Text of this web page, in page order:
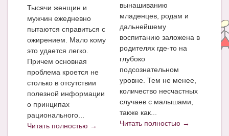
ПСИХОЛОГИЯ
ЗДОРОВЬЕ
КОНКУРСЫ
СООБЩЕСТВА
БЛОГИ
БЕРЕМЕННОСТЬ
Тысячи женщин и
мужчин ежедневно
пытаются справиться с
ожирением. Мало кому
это удается легко.
Причем основная
проблема кроется не
столько в отсутствии
полезной информации
о принципах
рационального...
Читать полностью →
вынашиванию
младенцев, родам и
дальнейшему
воспитанию заложена в
родителях где-то на
глубоко
подсознательном
уровне. Тем не менее,
количество несчастных
случаев с малышами,
также как...
Читать полностью →